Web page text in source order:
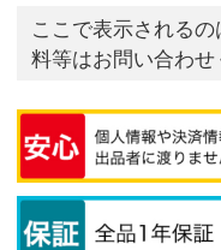
ここで表示される
料等はお問い合わせ